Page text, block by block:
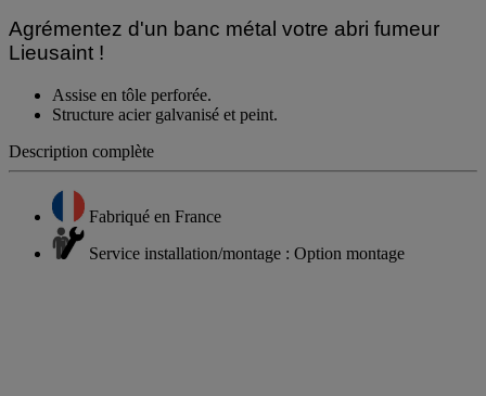
Agrémentez d'un banc métal votre abri fumeur
Assise en tôle perforée.
Description complète